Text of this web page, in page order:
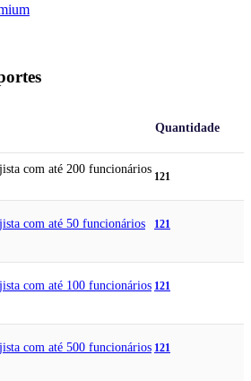
Quantidade
com até 200 funcionários
121
com até 50 funcionários
121
com até 100 funcionários 121
com até 500 funcionários 121